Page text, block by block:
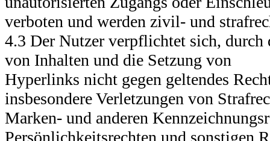
verboten und werden zivil- und
4.3 Der Nutzer verpflichtet sich,
von Inhalten und die Setzung von
Hyperlinks nicht gegen geltendes
insbesondere Verletzungen von
Marken- und anderen
Persönlichkeitsrechten und sonstigen